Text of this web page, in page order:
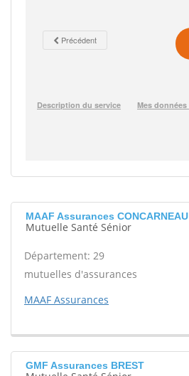
MAAF Assurances CONCARNEAU
Mutuelle Santé Sénior
Département: 29
mutuelles d'assurances
MAAF Assurances
GMF Assurances BREST